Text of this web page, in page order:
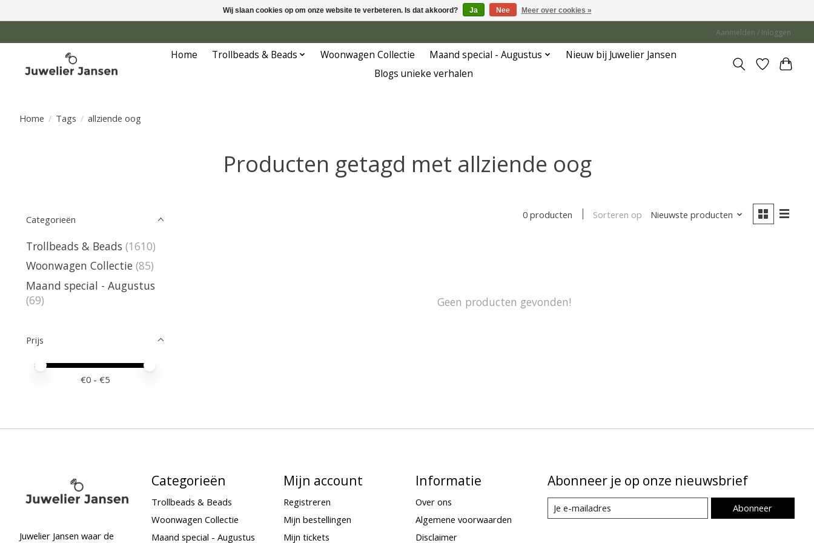
Aanmelden / Inloggen
Home Trollbeads & Beads Woonwagen Collectie Maand special - Augustus
Nieuw bij Juwelier Jansen
Blogs unieke verhalen
Home / Tags / allziende oog
Producten getagd met allziende oog
Categorieën
Trollbeads & Beads (1610)
Woonwagen Collectie (85)
Maand special - Augustus
(69)
Prijs
Minimale prijswaarde
Price maximum value
€0 - €5
0 producten Sorteren op Nieuwste producten
Geen producten gevonden!
Juwelier Jansen waar de
Categorieën
Trollbeads & Beads
Woonwagen Collectie
Maand special - Augustus
Mijn account
Registreren
Mijn bestellingen
Mijn tickets
Informatie
Over ons
Algemene voorwaarden
Disclaimer
Abonneer je op onze nieuwsbrief
Abonneer
Wij slaan cookies op om onze website te verbeteren. Is dat akkoord? Ja Nee Meer over cookies »